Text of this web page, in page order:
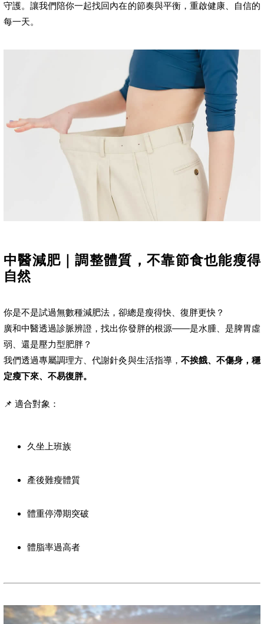
守護。讓我們陪你一起找回內在的節奏與平衡，重啟健康、自信的
每一天。
中醫減肥｜調整體質，不靠節食也能瘦得
自然
你是不是試過無數種減肥法，卻總是瘦得快、復胖更快？
廣和中醫透過診脈辨證，找出你發胖的根源——是水腫、是脾胃虛
弱、還是壓力型肥胖？
我們透過專屬調理方、代謝針灸與生活指導， 不挨餓、不傷身，穩
定瘦下來、不易復胖。
📌 適合對象：
久坐上班族
產後難瘦體質
體重停滯期突破
體脂率過高者